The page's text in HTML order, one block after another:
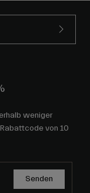
weniger
von 10
Senden